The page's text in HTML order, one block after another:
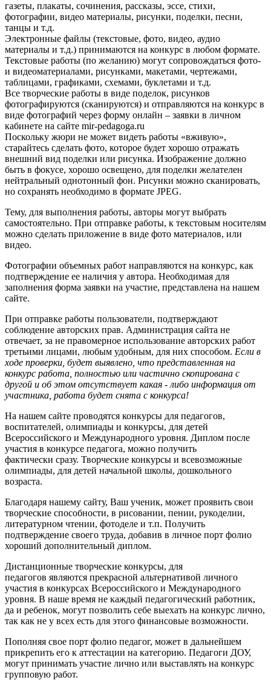
газеты, плакаты, сочинения, рассказы, эссе, стихи,
фотографии, видео материалы, рисунки, поделки, песни,
танцы и т.д.
Электронные файлы (текстовые, фото, видео, аудио
материалы и т.д.) принимаются на конкурс в любом формате.
Текстовые работы (по желанию) могут сопровождаться фото-
и видеоматериалами, рисунками, макетами, чертежами,
таблицами, графиками, схемами, буклетами и т.д.
Все творческие работы в виде поделок, рисунков
фотографируются (сканируются) и отправляются на конкурс в
виде фотографий через форму онлайн – заявки в личном
кабинете на сайте mir-pedagoga.ru
Поскольку жюри не может видеть работы «вживую»,
старайтесь сделать фото, которое будет хорошо отражать
внешний вид поделки или рисунка. Изображение должно
быть в фокусе, хорошо освещено, для поделки желателен
нейтральный однотонный фон. Рисунки можно сканировать,
но сохранять необходимо в формате JPEG.
Тему, для выполнения работы, авторы могут выбрать
самостоятельно. При отправке работы, к текстовым носителям
можно сделать приложение в виде фото материалов, или
видео.
Фотографии объемных работ направляются на конкурс, как
подтверждение ее наличия у автора. Необходимая для
заполнения форма заявки на участие, представлена на нашем
сайте.
При отправке работы пользователи, подтверждают
соблюдение авторских прав. Администрация сайта не
отвечает, за не правомерное использование авторских работ
третьими лицами, любым удобным, для них способом. Если в
ходе проверки, будет выявлено, что представленная на
конкурс работа, полностью или частично скопирована с
другой и об этом отсутствует какая - либо информация от
участника, работа будет снята с конкурса!
На нашем сайте проводятся конкурсы для педагогов,
воспитателей, олимпиады и конкурсы, для детей
Всероссийского и Международного уровня. Диплом после
участия в конкурсе педагога, можно получить
фактически сразу. Творческие конкурсы и всевозможные
олимпиады, для детей начальной школы, дошкольного
возраста.
Благодаря нашему сайту, Ваш ученик, может проявить свои
творческие способности, в рисовании, пении, рукоделии,
литературном чтении, фотоделе и т.п. Получить
подтверждение своего труда, добавив в личное порт фолио
хороший дополнительный диплом.
Дистанционные творческие конкурсы, для
педагогов являются прекрасной альтернативой личного
участия в конкурсах Всероссийского и Международного
уровня. В наше время не каждый педагогический работник,
да и ребенок, могут позволить себе выехать на конкурс лично,
так как не у всех есть для этого финансовые возможности.
Пополняя свое порт фолио педагог, может в дальнейшем
прикрепить его к аттестации на категорию. Педагоги ДОУ,
могут принимать участие лично или выставлять на конкурс
групповую работ.